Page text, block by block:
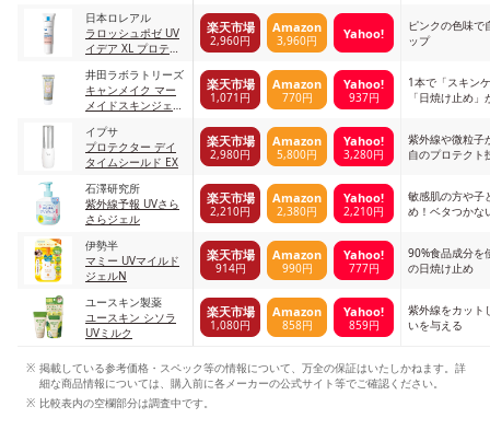
プロテクション コ
ンフォート
日本ロレアル
ラロッシュポゼ UV
イデア XL プロテク
ローズ ローズ
楽天市場
2,960円
Amazon
3,960円 Yahoo!
ピンクの色味で
ップ
井田ラボラトリーズ
キャンメイク マー
メイドスキンジェル
楽天市場
1,071円
Amazon
770円
Yahoo!
937円
1本で「スキン
「日焼け止め」
イプサ
プロテクター デイ
タイムシールド EX
楽天市場
2,980円
Amazon
5,800円
Yahoo!
3,280円
紫外線や微粒子
自のプロテクト
石澤研究所
紫外線予報 UVさら
さらジェル
楽天市場
2,210円
Amazon
2,380円
Yahoo!
2,210円
敏感肌の方や子
め！ベタつかな
伊勢半
マミー UVマイルド
ジェルN
楽天市場
914円
Amazon
990円
Yahoo!
777円
90%食品成分を
の日焼け止め
ユースキン製薬
ユースキン シソラ
UVミルク
楽天市場
1,080円
Amazon
858円
Yahoo!
859円
紫外線をカット
いを与える
掲載している参考価格・スペック等の情報について、万全の保証はいたしかねます。詳
細な商品情報については、購入前に各メーカーの公式サイト等でご確認ください。
比較表内の空欄部分は調査中です。